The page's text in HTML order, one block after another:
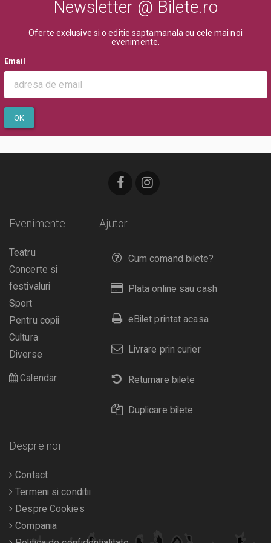
Newsletter @ Bilete.ro
Oferte exclusive si o editie saptamanala cu cele mai noi
evenimente.
Email
OK
Ajutor
Cum comand bilete?
Plata online sau cash
eBilet printat acasa
Livrare prin curier
Returnare bilete
Duplicare bilete
Evenimente
Teatru
Concerte si
festivaluri
Sport
Pentru copii
Cultura
Diverse
Calendar
Despre noi
Contact
Termeni si conditii
Despre Cookies
Compania